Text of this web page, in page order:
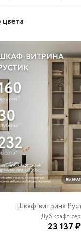
Шкаф-витрина
Дуб крафт
23 137 ₽